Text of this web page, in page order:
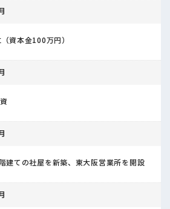
資本金100万円）
建ての社屋を新築、東大阪営業所を開設